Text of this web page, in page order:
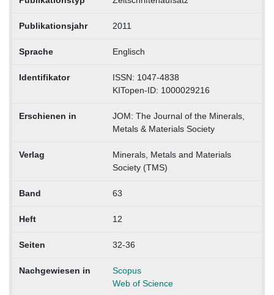
Publikationsjahr 2011
Sprache Englisch
Identifikator
ISSN: 1047-4838
KITopen-ID: 1000029216
Erschienen in
JOM: The Journal of the Minerals,
Metals & Materials Society
Verlag
Minerals, Metals and Materials
Society (TMS)
Band 63
Heft 12
Seiten 32-36
Nachgewiesen in
Scopus
Web of Science